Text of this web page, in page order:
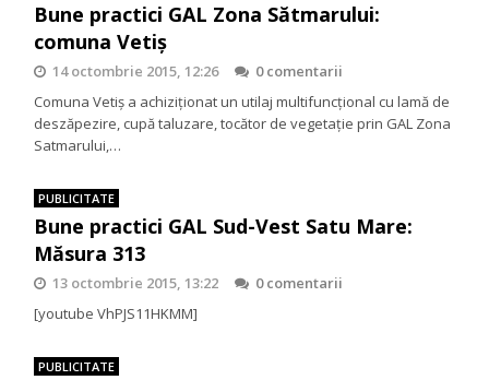
Bune practici GAL Zona Sătmarului:
comuna Vetiş
14 octombrie 2015, 12:26
0 comentarii
Comuna Vetiş a achiziţionat un utilaj multifuncţional cu lamă de
deszăpezire, cupă taluzare, tocător de vegetaţie prin GAL Zona
Satmarului,…
PUBLICITATE
Bune practici GAL Sud-Vest Satu Mare:
Măsura 313
13 octombrie 2015, 13:22
0 comentarii
[youtube VhPJS11HKMM]
PUBLICITATE